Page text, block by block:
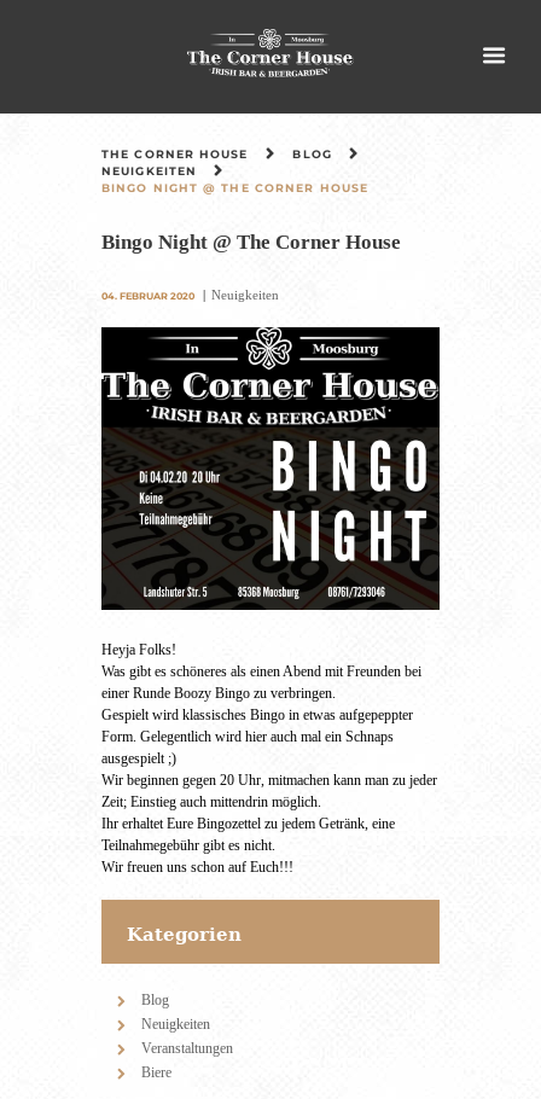
THE CORNER HOUSE
BLOG
NEUIGKEITEN
BINGO NIGHT @ THE CORNER HOUSE
Bingo Night @ The Corner House
04. FEBRUAR 2020 Neuigkeiten
Heyja Folks!
Was gibt es schöneres als einen Abend mit Freunden bei
einer Runde Boozy Bingo zu verbringen.
Gespielt wird klassisches Bingo in etwas aufgepeppter
Form. Gelegentlich wird hier auch mal ein Schnaps
ausgespielt ;)
Wir beginnen gegen 20 Uhr, mitmachen kann man zu jeder
Zeit; Einstieg auch mittendrin möglich.
Ihr erhaltet Eure Bingozettel zu jedem Getränk, eine
Teilnahmegebühr gibt es nicht.
Wir freuen uns schon auf Euch!!!
Kategorien
Blog
Neuigkeiten
Veranstaltungen
Biere